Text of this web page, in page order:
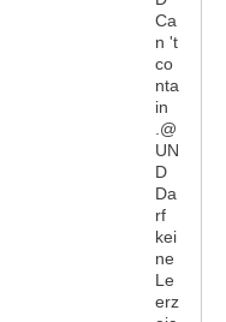
Ca
n 't
co
nta
in
.@
UN
D
Da
rf
kei
ne
Le
erz